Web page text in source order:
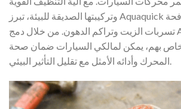
وتركيبتها الصديقة للبيئة، تبرز Aquaquick كأفضل خيار لمكافحة
تسربات الزيت وتراكم الدهون. من خلال دمج Aquaquick في
بهم، يمكن لمالكي السيارات ضمان صحة
المحرك وأدائه الأمثل مع تقليل التأثير البيئي.